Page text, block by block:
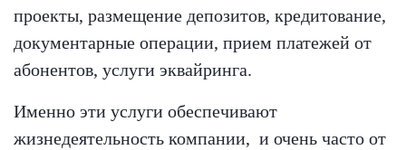
проекты, размещение депозитов, кредитование,
документарные операции, прием платежей от
абонентов, услуги эквайринга.
Именно эти услуги обеспечивают
жизнедеятельность компании, и очень часто от